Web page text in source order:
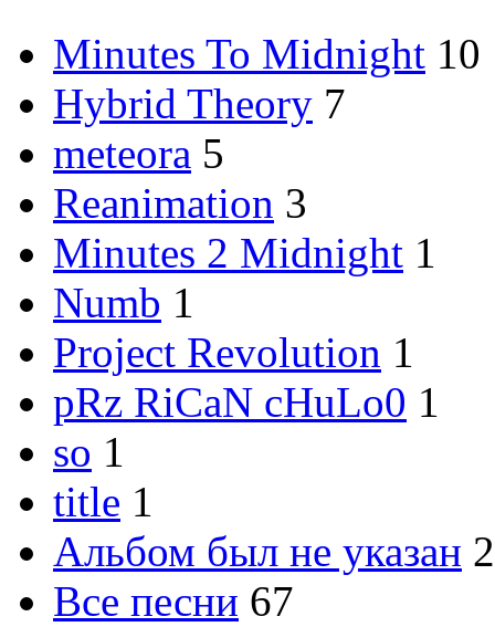
Minutes To Midnight 10
Hybrid Theory 7
meteora 5
Reanimation 3
Minutes 2 Midnight 1
Numb 1
Project Revolution 1
pRz RiCaN cHuLo0 1
so 1
title 1
Альбом был не указан
Все песни 67